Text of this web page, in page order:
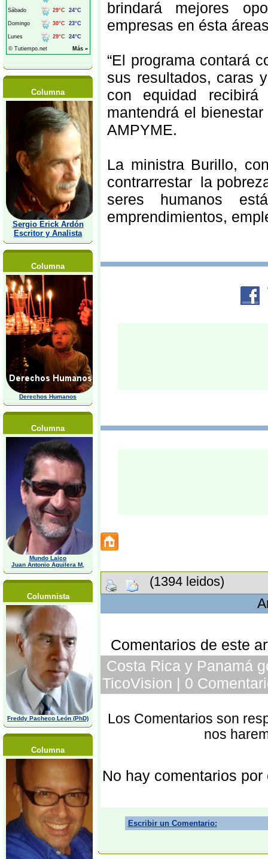
Columna
Sergio Erick Ardón
Escritor y Analista
Columna
Derechos Humanos
Columna
Mundo Laico
Juan Antonio Aguilera M,
Columnista
Freddy Pacheco León (PhD)
Columna
brindará mejores
empresas en ésta
“El programa contará
sus resultados, caras
con equidad
mantendrá el
AMPYME.
La ministra Burillo,
contrarrestar la
seres humanos
emprendimientos,
(1394 leidos)
Comentarios de este
Costa Rica y Panamá
TicoVision | 0
Los Comentarios son
nos
No hay comentarios por
Escribir un Comentario: